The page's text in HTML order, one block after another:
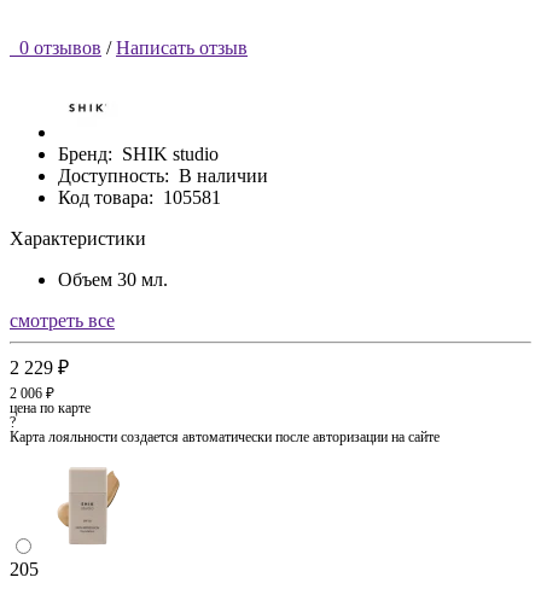
0 отзывов / Написать отзыв
Бренд: SHIK studio
Доступность: В наличии
Код товара: 105581
Характеристики
Объем 30 мл.
смотреть все
2 229 ₽
2 006 ₽
цена по карте
?
Карта лояльности создается автоматически после авторизации на сайте
205